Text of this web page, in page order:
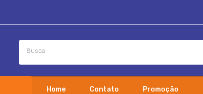
Home Contato Promoção